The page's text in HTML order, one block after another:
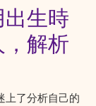
生時
解析
上了分析自己的